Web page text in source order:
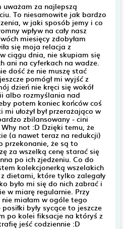
uważam za najlepszą
To niesamowite jak bardzo
w jaki sposób jemy i co
wpływ na cały nasz
miesięcy zdobyłam
się moja relacja z
ciągu dnia, nie skupiam się
ani na cyferkach na wadze.
dość że nie muszę stać
pomógł mi wyjść z
dzień nie kręci się wokół
albo rozmyślania nad
potem koniec końców coś
ułożył był przerażająco w
zbilansowany - cini
not :D Dzięki temu, że
(a nawet teraz na redukcji)
przekonanie, że są to
za wszelką cenę starać się
po ich zjedzeniu. Co do
kolekcjonerką wszelakich
dietami, które tylko zalegały
było mi się do nich zabrać i
w miarę regularnie. Przy
miałam w ogóle tego
były sycące to jeszcze
po kolei fiksacje na któryś z
jeść codziennie :D